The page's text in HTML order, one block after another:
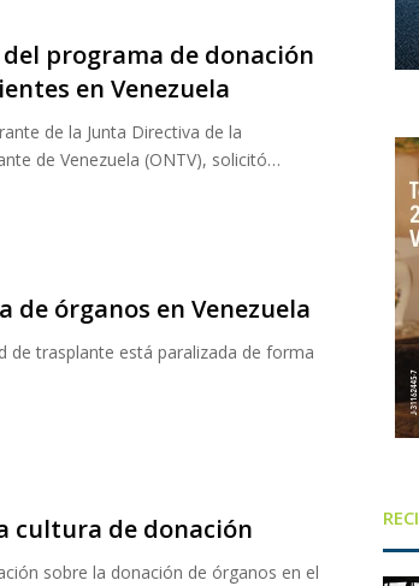
programa de donación
en Venezuela
de la Junta Directiva de la
de Venezuela (ONTV), solicitó…
de órganos en Venezuela
de trasplante está paralizada de forma
cultura de donación
sobre la donación de órganos en el